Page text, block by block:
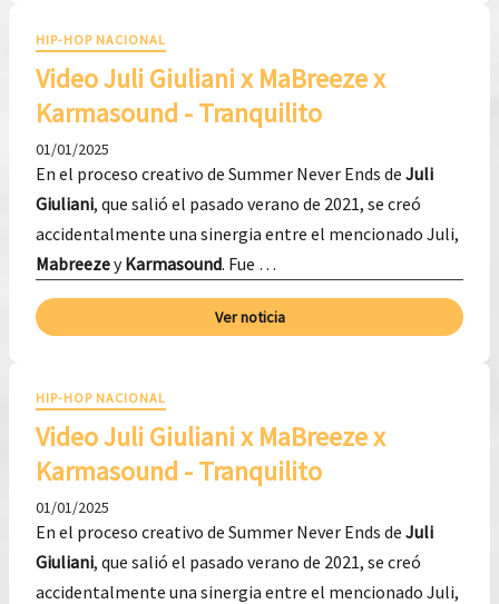
HIP-HOP NACIONAL
Video Juli Giuliani x MaBreeze x
Karmasound - Tranquilito
01/01/2025
En el proceso creativo de Summer Never Ends de Juli
Giuliani, que salió el pasado verano de 2021, se creó
accidentalmente una sinergia entre el mencionado Juli,
MabreezeyKarmasound. Fue …
Ver noticia
HIP-HOP NACIONAL
Video Juli Giuliani x MaBreeze x
Karmasound - Tranquilito
01/01/2025
En el proceso creativo de Summer Never Ends de Juli
Giuliani, que salió el pasado verano de 2021, se creó
accidentalmente una sinergia entre el mencionado Juli,